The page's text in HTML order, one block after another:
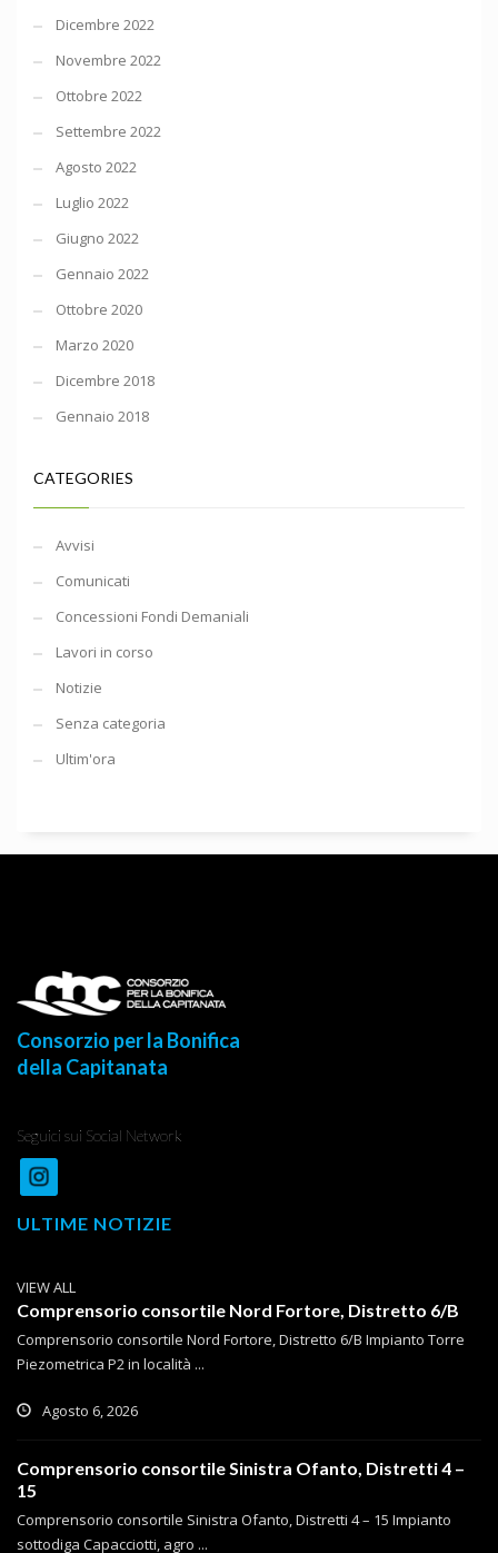
Dicembre 2022
Novembre 2022
Ottobre 2022
Settembre 2022
Agosto 2022
Luglio 2022
Giugno 2022
Gennaio 2022
Ottobre 2020
Marzo 2020
Dicembre 2018
Gennaio 2018
CATEGORIES
Avvisi
Comunicati
Concessioni Fondi Demaniali
Lavori in corso
Notizie
Senza categoria
Ultim'ora
Consorzio per la Bonifica
della Capitanata
Seguici sui Social Network
ULTIME NOTIZIE
VIEW ALL
Comprensorio consortile Nord Fortore, Distretto 6/B
Comprensorio consortile Nord Fortore, Distretto 6/B Impianto Torre
Piezometrica P2 in località ...
Agosto 6, 2026
Comprensorio consortile Sinistra Ofanto, Distretti 4 –
15
Comprensorio consortile Sinistra Ofanto, Distretti 4 – 15 Impianto
sottodiga Capacciotti, agro ...